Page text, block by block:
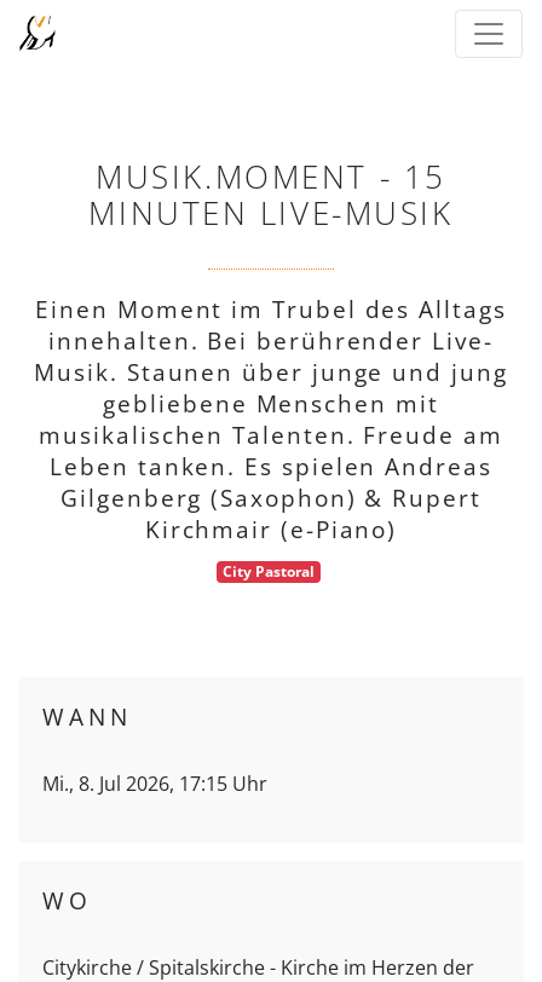
MUSIK.MOMENT - 15
MINUTEN LIVE-MUSIK
Einen Moment im Trubel des Alltags
innehalten. Bei berührender Live-
Musik. Staunen über junge und jung
gebliebene Menschen mit
musikalischen Talenten. Freude am
Leben tanken. Es spielen Andreas
Gilgenberg (Saxophon) & Rupert
Kirchmair (e-Piano)
City Pastoral
WANN
Mi., 8. Jul 2026, 17:15 Uhr
WO
Citykirche / Spitalskirche - Kirche im Herzen der